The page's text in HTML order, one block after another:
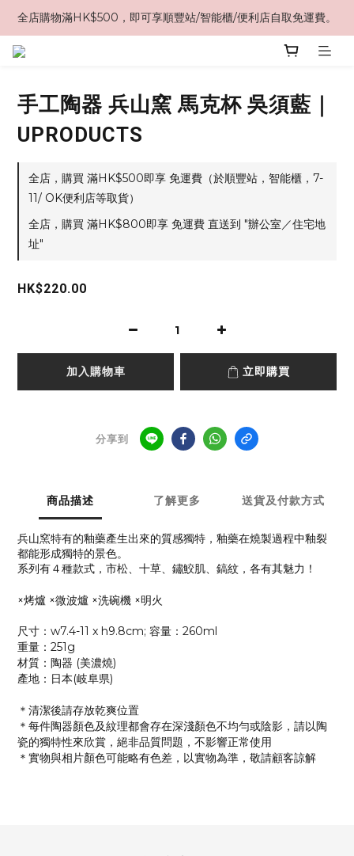
全店購物滿HK$500，即可享順豐站/智能櫃/便利店自取免運費。
手工陶器 兵山窯 馬克杯 吳須藍｜
UPRODUCTS
全店，購買 滿HK$500即享 免運費（於順豐站，智能櫃，7-
11/ OK便利店等取貨）
全店，購買 滿HK$800即享 免運費 直送到 "辦公室／住宅地
址"
HK$220.00
加入購物車 立即購買
分享到
商品描述 了解更多 送貨及付款方式
兵山窯特有的釉藥產生出來的質感獨特，釉藥在燒製過程中釉裂
都能形成獨特的景色。
系列有４種款式，市松、十草、鏽鮫肌、鎬紋，各有其魅力！
×烤爐 ×微波爐 ×洗碗機 ×明火
尺寸： w7.4-11 x h9.8cm; 容量：260ml
重量：251 g
材質：陶器 (美濃燒)
產地：日本(岐阜県)
＊清潔後請存放乾爽位置
＊每件陶器顏色及紋理都會存在深淺顏色不均勻或陰影，請以陶
瓷的獨特性來欣賞，絕非品質問題，不影響正常使用
＊實物與相片顏色可能略有色差，以實物為準，敬請顧客諒解